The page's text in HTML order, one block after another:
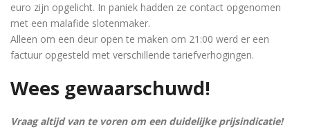
euro zijn opgelicht. In paniek hadden ze contact opgenomen
met een malafide slotenmaker.
Alleen om een ​​deur open te maken om 21:00 werd er een
factuur opgesteld met verschillende tariefverhogingen.
Wees gewaarschuwd!
Vraag altijd van te voren om een ​​duidelijke prijsindicatie!